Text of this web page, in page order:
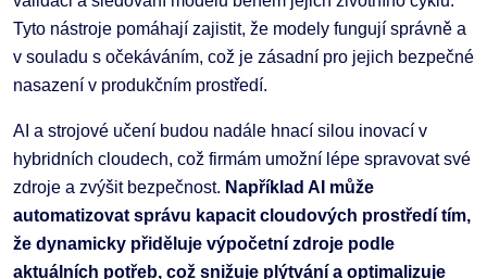
Tyto nástroje pomáhají zajistit, že modely fungují správně a
v souladu s očekáváním, což je zásadní pro jejich bezpečné
nasazení v produkčním prostředí.
AI a strojové učení budou nadále hnací silou inovací v
hybridních cloudech, což firmám umožní lépe spravovat své
zdroje a zvýšit bezpečnost. Například AI může
automatizovat správu kapacit cloudových prostředí tím,
že dynamicky přiděluje výpočetní zdroje podle
aktuálních potřeb, což snižuje plýtvání a optimalizuje